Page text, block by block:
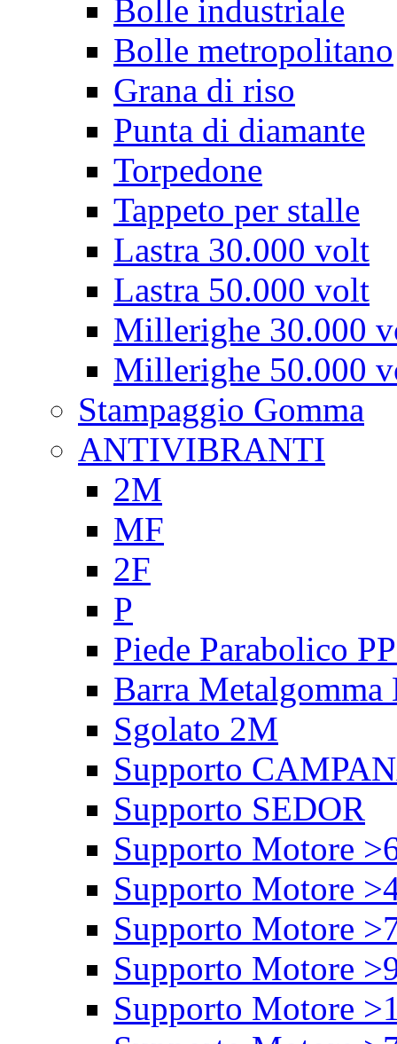
Bolle industriale
Bolle metropolitano
Grana di riso
Punta di diamante
Torpedone
Tappeto per stalle
Lastra 30.000 volt
Lastra 50.000 volt
Millerighe 30.000
Millerighe 50.000
Stampaggio Gomma
ANTIVIBRANTI
2M
MF
2F
P
Piede Parabolico
Barra Metalgomma
Sgolato 2M
Supporto
Supporto SEDOR
Supporto Motore
Supporto Motore
Supporto Motore
Supporto Motore
Supporto Motore